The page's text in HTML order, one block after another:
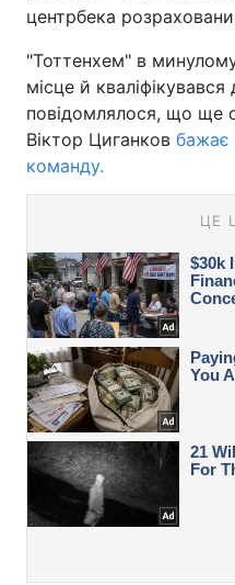
центрбека
"Тоттенхем" в
місце й кваліфікувався
повідомлялося, що ще
Віктор Циганков бажає
команду.